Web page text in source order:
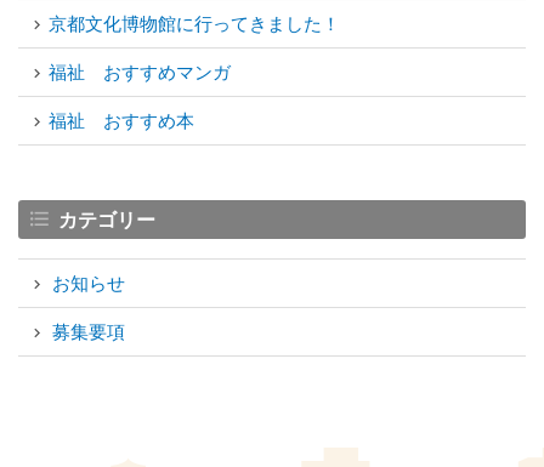
京都文化博物館に行ってきました！
福祉 おすすめマンガ
福祉 おすすめ本
カテゴリー
お知らせ
募集要項